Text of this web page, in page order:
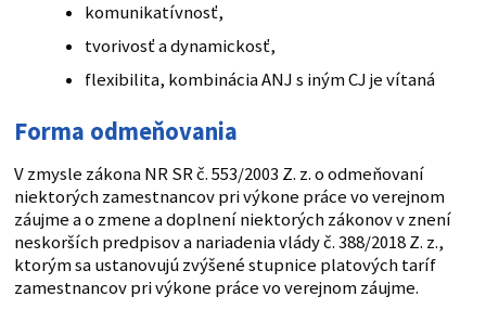
komunikatívnosť,
tvorivosť a dynamickosť,
flexibilita, kombinácia ANJ s iným CJ je vítaná
Forma odmeňovania
V zmysle zákona NR SR č. 553/2003 Z. z. o odmeňovaní
niektorých zamestnancov pri výkone práce vo verejnom
záujme a o zmene a doplnení niektorých zákonov v znení
neskorších predpisov a nariadenia vlády č. 388/2018 Z. z.,
ktorým sa ustanovujú zvýšené stupnice platových taríf
zamestnancov pri výkone práce vo verejnom záujme.